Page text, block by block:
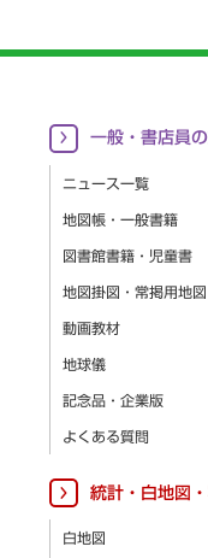
一般・書店員
ニュース一覧
地図帳・一般書籍
図書館書籍・児童書
地図掛図・常掲用地図
動画教材
地球儀
記念品・企業版
よくある質問
統計・白地図
白地図